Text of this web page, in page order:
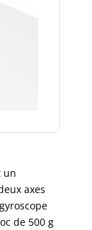
un
axes
de 500 g